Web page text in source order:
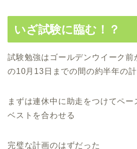
いざ試験に臨む！？
試験勉強はゴールデンウイーク前
の10月13日までの間の約半年の計
まずは連休中に助走をつけてペ
ベストを合わせる
完璧な計画のはずだった